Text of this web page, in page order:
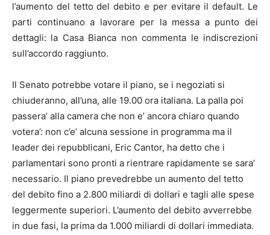
l’aumento del tetto del debito e per evitare il default. Le
parti continuano a lavorare per la messa a punto dei
dettagli: la Casa Bianca non commenta le indiscrezioni
sull’accordo raggiunto.
Il Senato potrebbe votare il piano, se i negoziati si
chiuderanno, all’una, alle 19.00 ora italiana. La palla poi
passera’ alla camera che non e’ ancora chiaro quando
votera’: non c’e’ alcuna sessione in programma ma il
leader dei repubblicani, Eric Cantor, ha detto che i
parlamentari sono pronti a rientrare rapidamente se sara’
necessario. Il piano prevedrebbe un aumento del tetto
del debito fino a 2.800 miliardi di dollari e tagli alle spese
leggermente superiori. L’aumento del debito avverrebbe
in due fasi, la prima da 1.000 miliardi di dollari immediata.